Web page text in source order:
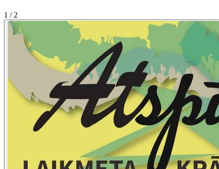
1 / 2